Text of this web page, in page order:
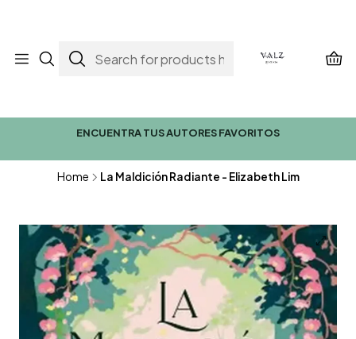
ENCUENTRA TUS AUTORES FAVORITOS
Home La Maldición Radiante - Elizabeth Lim